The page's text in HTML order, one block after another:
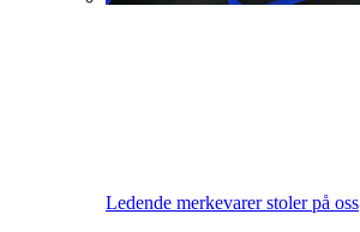
Ledende merkevarer stoler på oss